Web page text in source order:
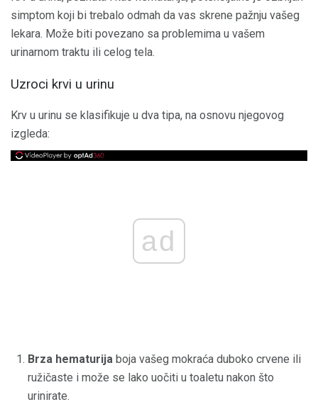
simptom koji bi trebalo odmah da vas skrene pažnju vašeg
lekara. Može biti povezano sa problemima u vašem
urinarnom traktu ili celog tela.
Uzroci krvi u urinu
Krv u urinu se klasifikuje u dva tipa, na osnovu njegovog
izgleda:
ad
Brza hematurija boja vašeg mokraća duboko crvene ili
ružičaste i može se lako uočiti u toaletu nakon što
urinirate.